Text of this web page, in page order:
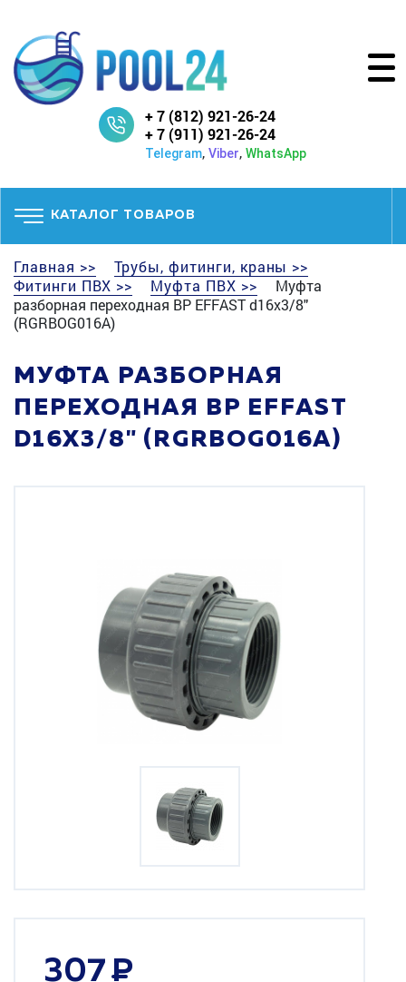
+ 7 (812) 921-26-24
+ 7 (911) 921-26-24
Telegram, Viber, WhatsApp
КАТАЛОГ ТОВАРОВ
Главная >>
Трубы, фитинги, краны >>
Фитинги ПВХ >>
Муфта ПВХ >>
Муфта
разборная переходная ВР EFFAST d16x3/8"
(RGRBOG016A)
МУФТА РАЗБОРНАЯ
ПЕРЕХОДНАЯ ВР EFFAST
D16X3/8" (RGRBOG016A)
307